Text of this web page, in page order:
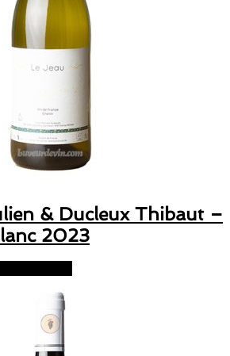
& Ducleux Thibaut –
2023